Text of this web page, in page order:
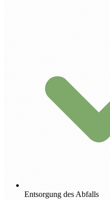
Entsorgung des Abfalls